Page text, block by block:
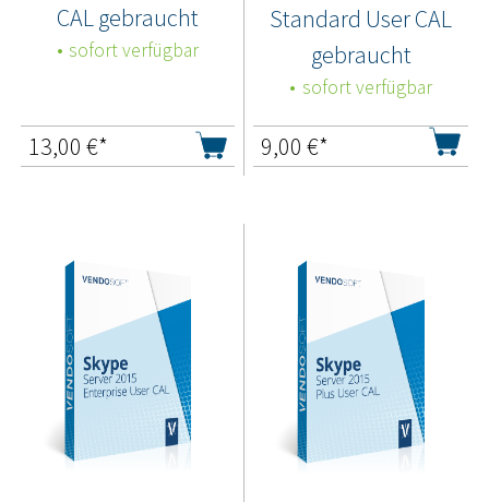
CAL gebraucht
sofort verfügbar
13,00 €*
Standard User CAL
gebraucht
sofort verfügbar
9,00 €*